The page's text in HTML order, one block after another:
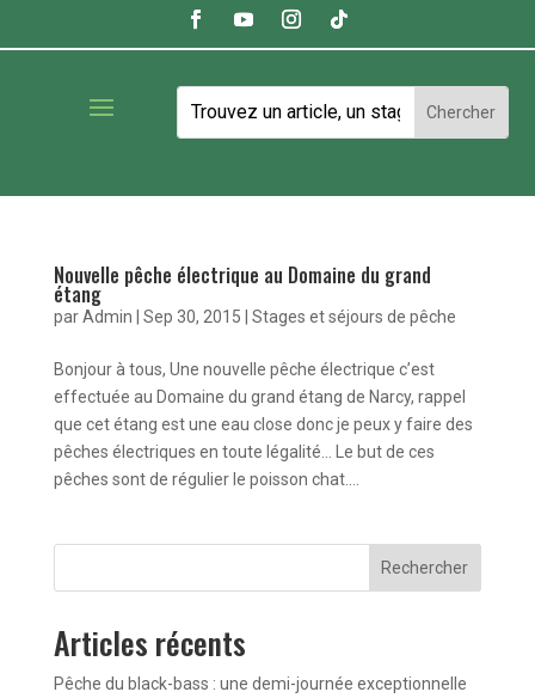
Nouvelle pêche électrique au Domaine du grand
étang
parAdmin Sep 30, 2015 Stages et séjours de pêche
Bonjour à tous, Une nouvelle pêche électrique c’est
effectuée au Domaine du grand étang de Narcy, rappel
que cet étang est une eau close donc je peux y faire des
pêches électriques en toute légalité… Le but de ces
pêches sont de régulier le poisson chat....
Rechercher
Articles récents
Pêche du black-bass : une demi-journée exceptionnelle